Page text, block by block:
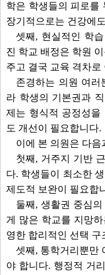
학은 학생들의 피로를
장기적으로는 건강에
셋째, 현실적인 학
진 학교 배정은 학원
주고 결국 교육 격차로
존경하는 의원 여러
라 학생의 기본권과
제는 형식적 공정성을
도 개선이 필요합니다.
이에 본 의원은 다
첫째, 거주지 기반
다. 학생들이 최소한
제도적 보완이 필요합
둘째, 생활권 중심
게 많은 학교를 지망
영한 합리적인 선택
셋째, 통학거리뿐만
야 합니다. 행정적 거